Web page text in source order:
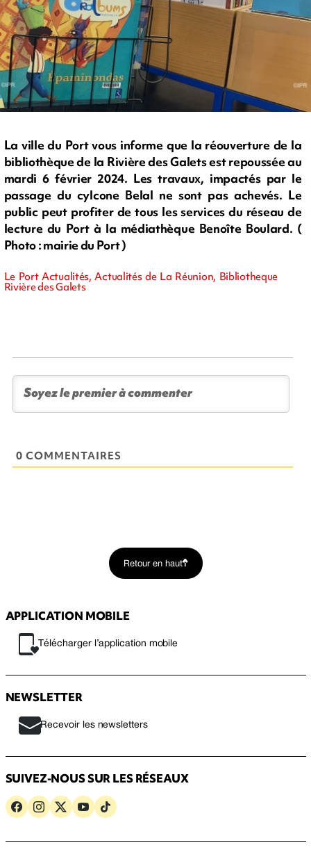
La ville du Port vous informe que la réouverture de la
bibliothèque de la Rivière des Galets est repoussée au
mardi 6 février 2024. Les travaux, impactés par le
passage du cylcone Belal ne sont pas achevés. Le
public peut profiter de tous les services du réseau de
lecture du Port à la médiathèque Benoîte Boulard. (
Photo : mairie du Port )
Le Port Actualités, Actualités de La Réunion, Bibliotheque
Rivière des Galets
0 COMMENTAIRES
Retour en haut
APPLICATION MOBILE
Télécharger l’application mobile
NEWSLETTER
Recevoir les newsletters
SUIVEZ-NOUS SUR LES RÉSEAUX